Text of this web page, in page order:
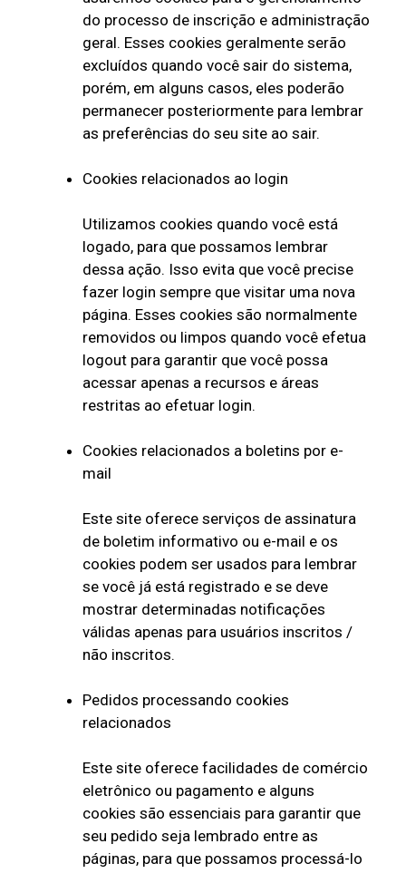
do processo de inscrição e administração
geral. Esses cookies geralmente serão
excluídos quando você sair do sistema,
porém, em alguns casos, eles poderão
permanecer posteriormente para lembrar
as preferências do seu site ao sair.
Cookies relacionados ao login
Utilizamos cookies quando você está
logado, para que possamos lembrar
dessa ação. Isso evita que você precise
fazer login sempre que visitar uma nova
página. Esses cookies são normalmente
removidos ou limpos quando você efetua
logout para garantir que você possa
acessar apenas a recursos e áreas
restritas ao efetuar login.
Cookies relacionados a boletins por e-
mail
Este site oferece serviços de assinatura
de boletim informativo ou e-mail e os
cookies podem ser usados ​​para lembrar
se você já está registrado e se deve
mostrar determinadas notificações
válidas apenas para usuários inscritos /
não inscritos.
Pedidos processando cookies
relacionados
Este site oferece facilidades de comércio
eletrônico ou pagamento e alguns
cookies são essenciais para garantir que
seu pedido seja lembrado entre as
páginas, para que possamos processá-lo